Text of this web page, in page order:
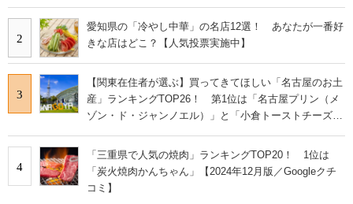
2
愛知県の「冷やし中華」の名店12選！ あなたが一番好
きな店はどこ？【人気投票実施中】
3
【関東在住者が選ぶ】買ってきてほしい「名古屋のお土
産」ランキングTOP26！ 第1位は「名古屋プリン（メ
ゾン・ド・ジャンノエル）」と「小倉トーストチーズケ
4
「三重県で人気の焼肉」ランキングTOP20！ 1位は
「炭火焼肉かんちゃん」【2024年12月版／Googleクチ
コミ】